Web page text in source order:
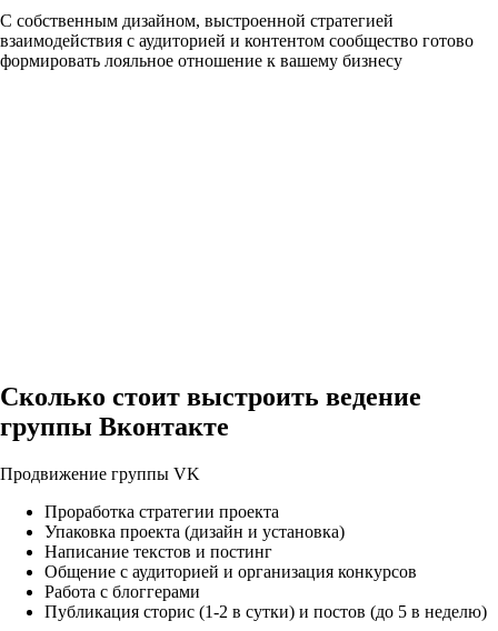
С собственным дизайном, выстроенной стратегией
взаимодействия с аудиторией и контентом сообщество готово
формировать лояльное отношение к вашему бизнесу
Сколько стоит выстроить ведение
группы Вконтакте
Продвижение группы VK
Проработка стратегии проекта
Упаковка проекта (дизайн и установка)
Написание текстов и постинг
Общение с аудиторией и организация конкурсов
Работа с блоггерами
Публикация сторис (1-2 в сутки) и постов (до 5 в неделю)